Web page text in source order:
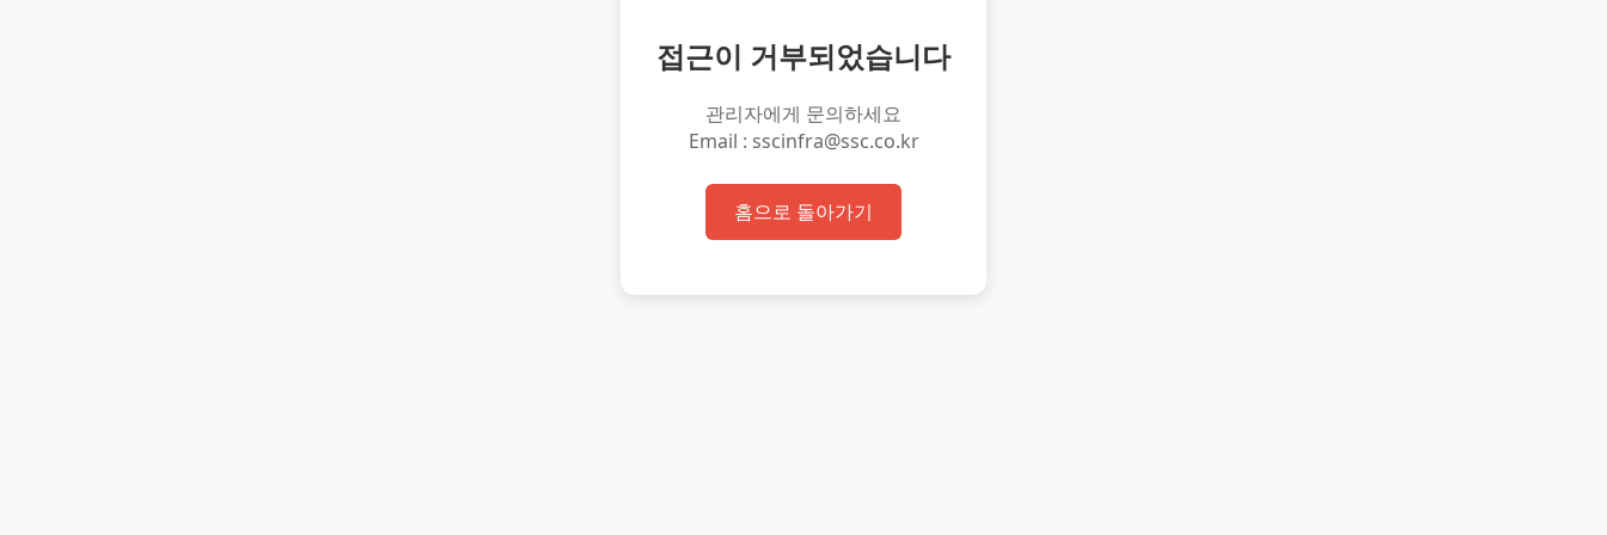
접근이 거부되었습니다
관리자에게 문의하세요
Email : sscinfra@ssc.co.kr
홈으로 돌아가기